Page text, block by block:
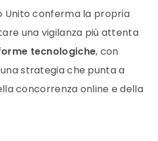
Unito conferma la propria
una vigilanza più attenta
tecnologiche, con
strategia che punta a
concorrenza online e della